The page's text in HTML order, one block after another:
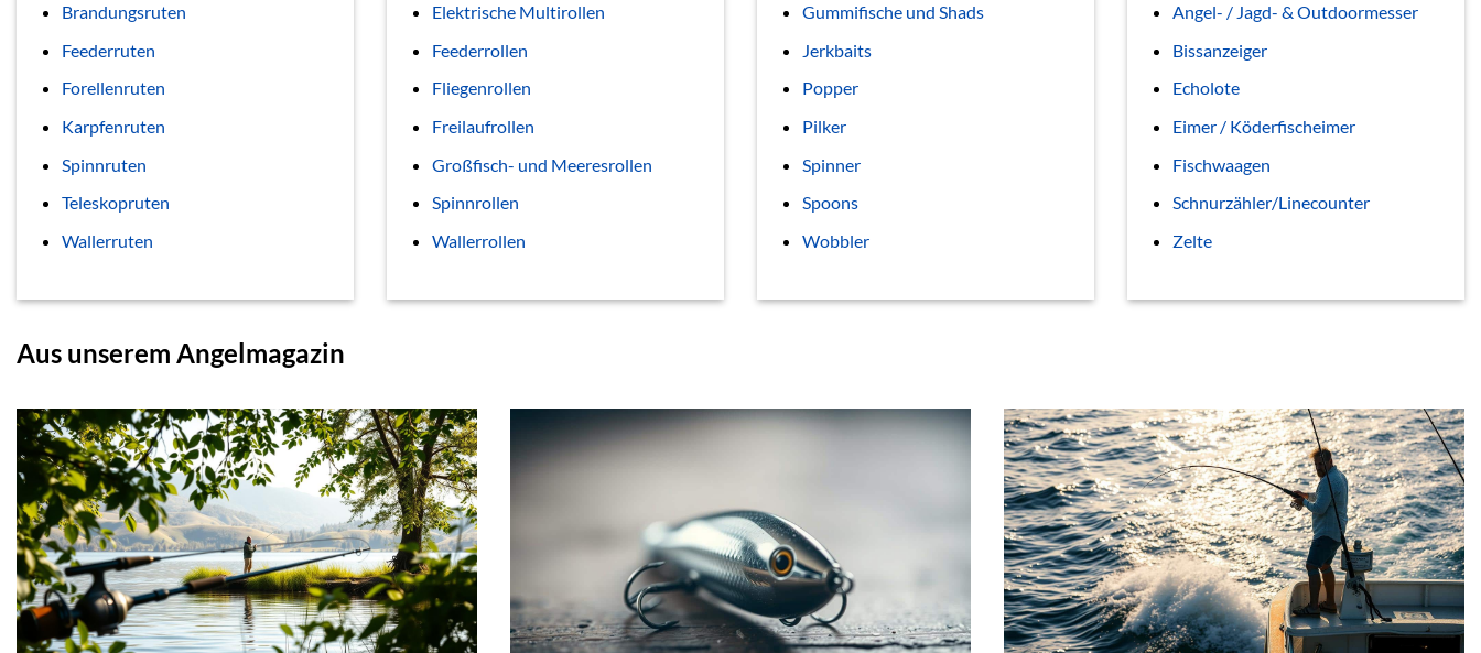
Brandungsruten
Feederruten
Forellenruten
Karpfenruten
Spinnruten
Teleskopruten
Wallerruten
Elektrische Multirollen
Feederrollen
Fliegenrollen
Freilaufrollen
Großfisch- und Meeresrollen
Spinnrollen
Wallerrollen
Gummifische und Shads
Jerkbaits
Popper
Pilker
Spinner
Spoons
Wobbler
Angel- / Jagd- & Outdoormesser
Bissanzeiger
Echolote
Eimer / Köderfischeimer
Fischwaagen
Schnurzähler/Linecounter
Zelte
Aus unserem Angelmagazin